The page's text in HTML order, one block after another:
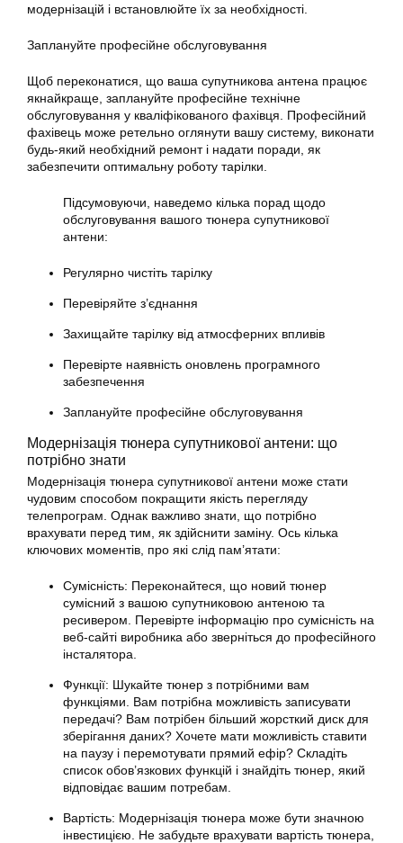
модернізацій і встановлюйте їх за необхідності.
Заплануйте професійне обслуговування
Щоб переконатися, що ваша супутникова антена працює
якнайкраще, заплануйте професійне технічне
обслуговування у кваліфікованого фахівця. Професійний
фахівець може ретельно оглянути вашу систему, виконати
будь-який необхідний ремонт і надати поради, як
забезпечити оптимальну роботу тарілки
Підсумовуючи, наведемо кілька порад щодо
обслуговування вашого тюнера супутникової
антени:
Регулярно чистіть тарілку
Перевіряйте з’єднання
Захищайте тарілку від атмосферних впливів
Перевірте наявність оновлень програмного
забезпечення
Заплануйте професійне обслуговування
Модернізація тюнера супутникової антени: що
потрібно знати
Модернізація тюнера супутникової антени може стати
чудовим способом покращити якість перегляду
телепрограм. Однак важливо знати, що потрібно
врахувати перед тим, як здійснити заміну. Ось кілька
ключових моментів, про які слід пам’ятати:
Сумісність: Переконайтеся, що новий тюнер
сумісний з вашою супутниковою антеною та
ресивером. Перевірте інформацію про сумісність на
веб-сайті виробника або зверніться до професійного
інсталятора.
Функції: Шукайте тюнер з потрібними вам
функціями. Вам потрібна можливість записувати
передачі? Вам потрібен більший жорсткий диск для
зберігання даних? Хочете мати можливість ставити
на паузу і перемотувати прямий ефір? Складіть
список обов’язкових функцій і знайдіть тюнер , який
відповідає вашим потребам.
Вартість: Модернізація тюнера може бути значною
інвестицією. Не забудьте врахувати вартість тюнера,